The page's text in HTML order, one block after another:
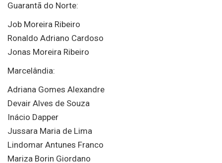
Guarantã do Norte:
Job Moreira Ribeiro
Ronaldo Adriano Cardoso
Jonas Moreira Ribeiro
Marcelândia:
Adriana Gomes Alexandre
Devair Alves de Souza
Inácio Dapper
Jussara Maria de Lima
Lindomar Antunes Franco
Mariza Borin Giordano